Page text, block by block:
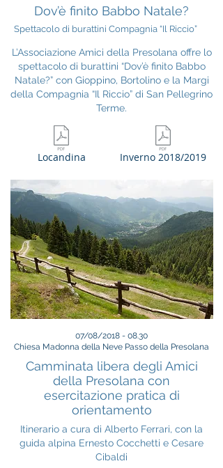
Dov’è finito Babbo Natale?
Spettacolo di burattini Compagnia “Il Riccio”
L’Associazione Amici della Presolana offre lo
spettacolo di burattini “Dov’è finito Babbo
Natale?” con Gioppino, Bortolino e la Margi
della Compagnia “Il Riccio” di San Pellegrino
Terme.
Locandina Inverno 2018/2019
07/08/2018 - 08.30
Chiesa Madonna della Neve Passo della Presolana
Camminata libera degli Amici
della Presolana con
esercitazione pratica di
orientamento
Itinerario a cura di Alberto Ferrari, con la
guida alpina Ernesto Cocchetti e Cesare
Cibaldi